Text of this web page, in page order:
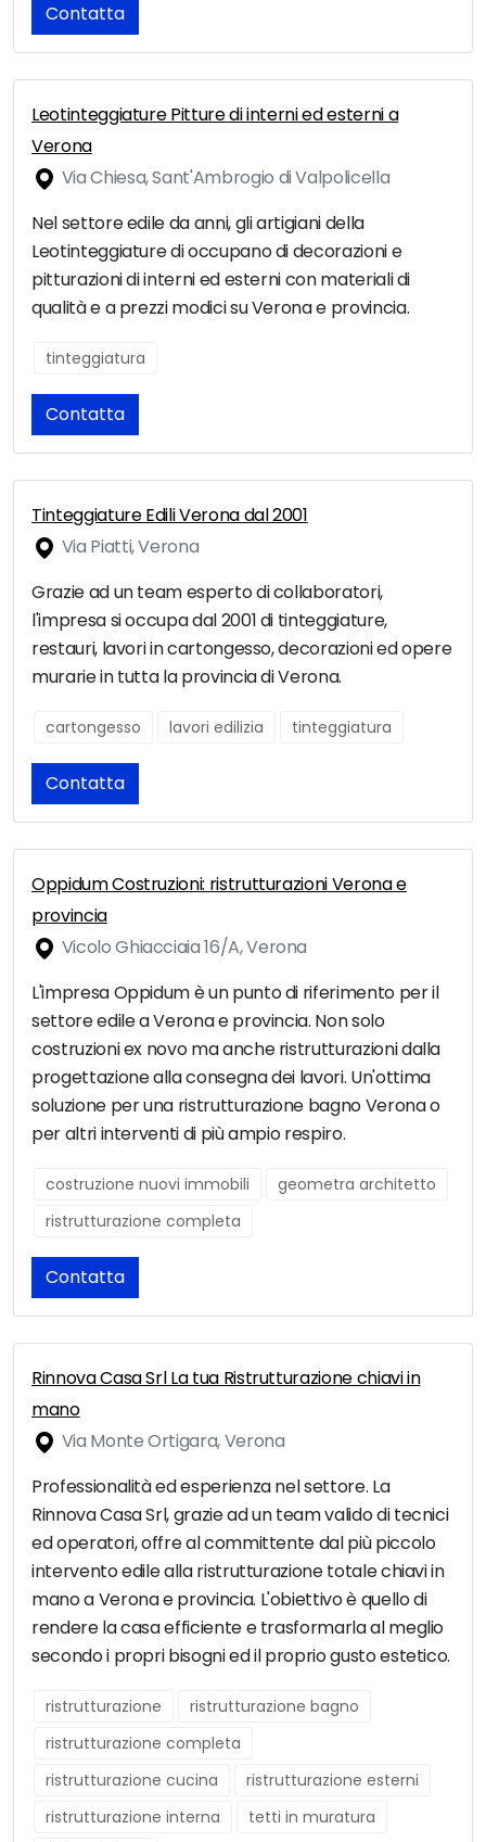
Contatta
Leotinteggiature Pitture di interni ed esterni a
Verona
Via Chiesa, Sant'Ambrogio di Valpolicella
Nel settore edile da anni, gli artigiani della
Leotinteggiature di occupano di decorazioni e
pitturazioni di interni ed esterni con materiali di
qualità e a prezzi modici su Verona e provincia.
tinteggiatura
Contatta
Tinteggiature Edili Verona dal 2001
Via Piatti, Verona
Grazie ad un team esperto di collaboratori,
l'impresa si occupa dal 2001 di tinteggiature,
restauri, lavori in cartongesso, decorazioni ed opere
murarie in tutta la provincia di Verona.
cartongesso lavori edilizia tinteggiatura
Contatta
Oppidum Costruzioni: ristrutturazioni Verona e
provincia
Vicolo Ghiacciaia 16/A, Verona
L'impresa Oppidum è un punto di riferimento per il
settore edile a Verona e provincia. Non solo
costruzioni ex novo ma anche ristrutturazioni dalla
progettazione alla consegna dei lavori. Un'ottima
soluzione per una ristrutturazione bagno Verona o
per altri interventi di più ampio respiro.
costruzione nuovi immobili
geometra architetto
ristrutturazione completa
Contatta
Rinnova Casa Srl La tua Ristrutturazione chiavi in
mano
Via Monte Ortigara, Verona
Professionalità ed esperienza nel settore. La
Rinnova Casa Srl, grazie ad un team valido di tecnici
ed operatori, offre al committente dal più piccolo
intervento edile alla ristrutturazione totale chiavi in
mano a Verona e provincia. L'obiettivo è quello di
rendere la casa efficiente e trasformarla al meglio
secondo i propri bisogni ed il proprio gusto estetico.
ristrutturazione
ristrutturazione bagno
ristrutturazione completa
ristrutturazione cucina
ristrutturazione esterni
ristrutturazione interna
tetti in muratura